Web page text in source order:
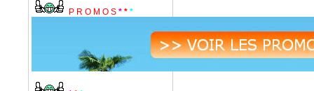
P R O M O S * * *